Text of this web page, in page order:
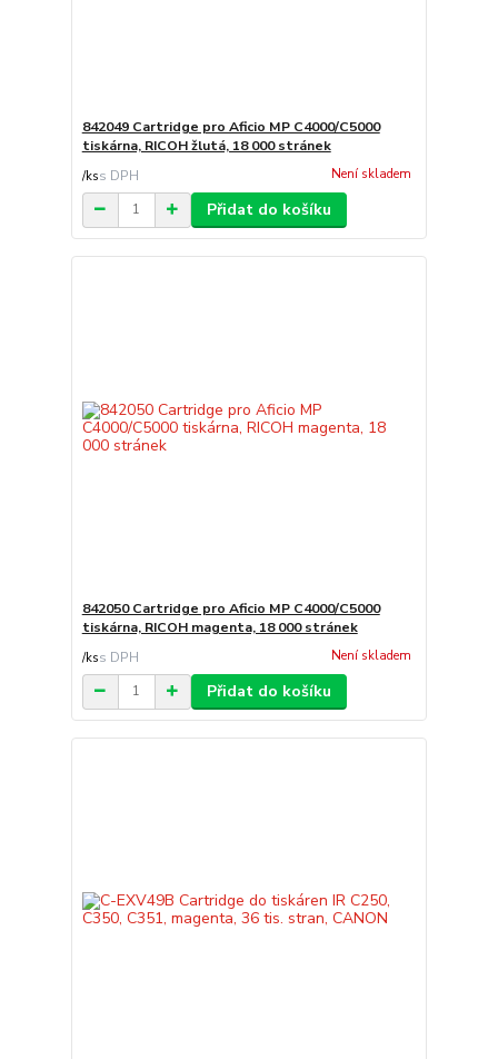
842049 Cartridge pro Aficio MP C4000/C5000
tiskárna, RICOH žlutá, 18 000 stránek
/ks Není skladem
Přidat do košíku
842050 Cartridge pro Aficio MP C4000/C5000
tiskárna, RICOH magenta, 18 000 stránek
/ks Není skladem
Přidat do košíku